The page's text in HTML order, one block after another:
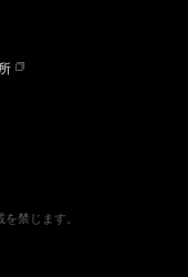
禁じます。